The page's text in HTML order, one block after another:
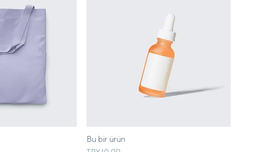
Bu bir ürün